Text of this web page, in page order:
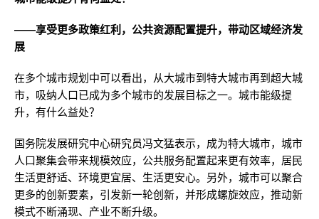
——享受更多政策红利，公共资源配置提升，带动区域经济发
展
在多个城市规划中可以看出，从大城市到特大城市再到超大城
市，吸纳人口已成为多个城市的发展目标之一。城市能级提
升，有什么益处？
国务院发展研究中心研究员冯文猛表示，成为特大城市，城市
人口聚集会带来规模效应，公共服务配置起来更有效率，居民
生活更舒适、环境更宜居、生活更安心。另外，城市可以聚合
更多的创新要素，引发新一轮创新，并形成螺旋效应，推动新
模式不断涌现、产业不断升级。